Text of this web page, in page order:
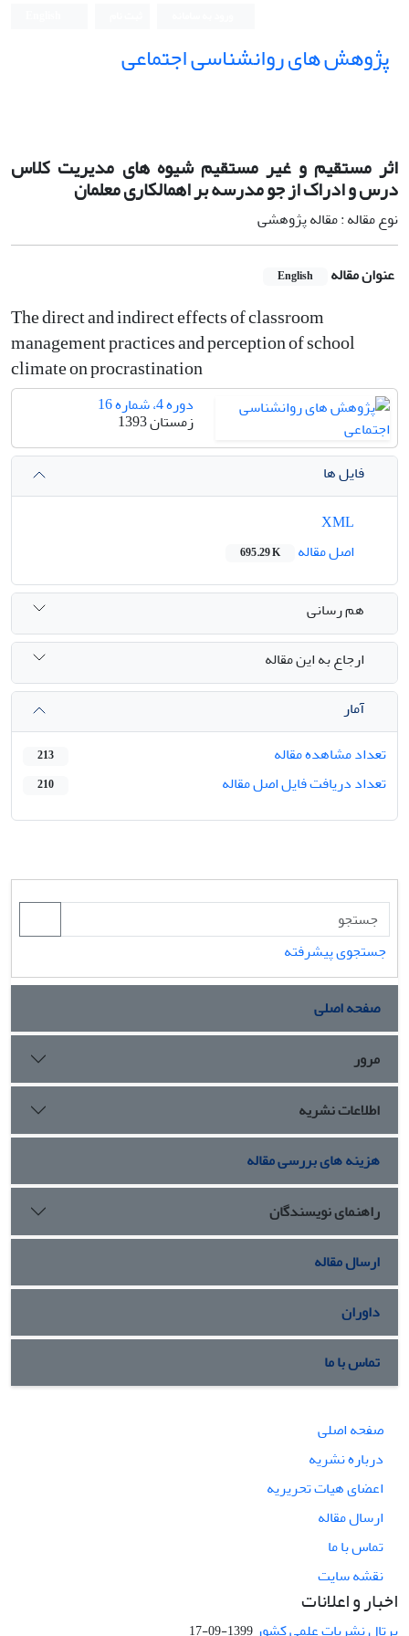
پژوهش های روانشناسی اجتماعی
اثر مستقیم و غیر مستقیم شیوه های مدیریت کلاس
درس و ادراک از جو مدرسه بر اهمالکاری معلمان
نوع مقاله : مقاله پژوهشی
عنوان مقاله English
The direct and indirect effects of classroom
management practices and perception of school
climate on procrastination
دوره 4، شماره 16
زمستان 1393
فایل ها
اصل مقاله
695.29 K
هم رسانی
ارجاع به این مقاله
آمار
تعداد مشاهده مقاله
213
تعداد دریافت فایل اصل مقاله 210
جستجوی پیشرفته
صفحه اصلی
مرور
اطلاعات نشریه
هزینه های بررسی مقاله
راهنمای نویسندگان
ارسال مقاله
داوران
تماس با ما
صفحه اصلی
درباره نشریه
اعضای هیات تحریریه
ارسال مقاله
تماس با ما
نقشه سایت
اخبار و اعلانات